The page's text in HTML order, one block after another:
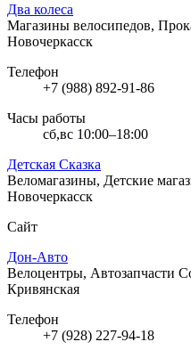
Два колеса
Магазины велосипедов,
Новочеркасск
Телефон
+7 (988) 892-91-86
Часы работы
сб,вс 10:00–18:00
Детская Сказка
Веломагазины, Детские
Новочеркасск
Сайт
Дон-Авто
Велоцентры, Автозапчасти
Кривянская
Телефон
+7 (928) 227-94-18